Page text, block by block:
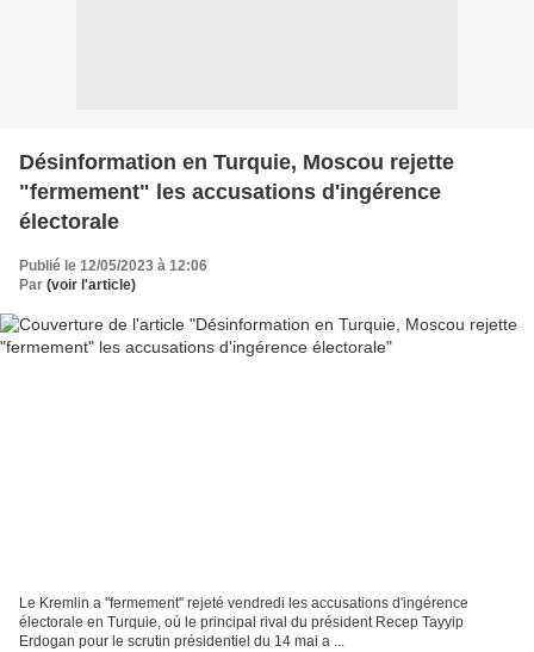
Désinformation en Turquie, Moscou rejette
"fermement" les accusations d'ingérence
électorale
Publié le 12/05/2023 à 12:06
Par (voir l'article)
Le Kremlin a ''fermement'' rejeté vendredi les accusations d'ingérence
électorale en Turquie, où le principal rival du président Recep Tayyip
Erdogan pour le scrutin présidentiel du 14 mai a ...